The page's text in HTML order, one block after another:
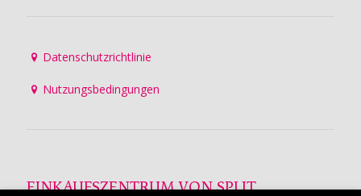
Datenschutzrichtlinie
Nutzungsbedingungen
EINKAUFSZENTRUM VON SPLIT